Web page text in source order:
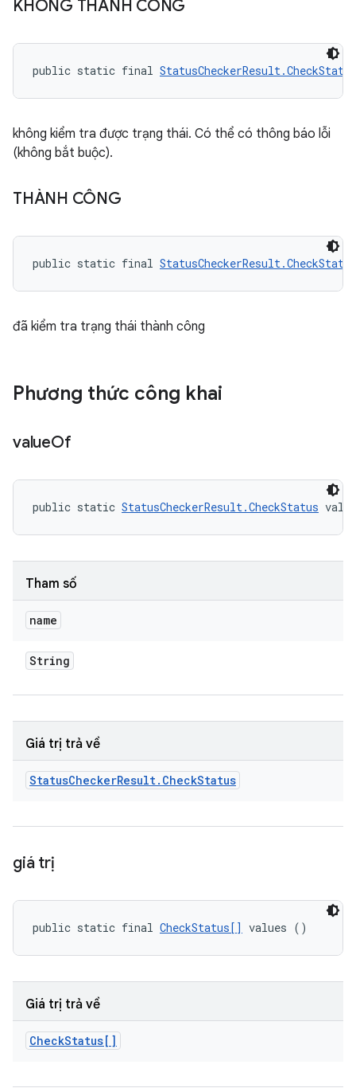
KHÔNG THÀNH CÔNG
public static final StatusCheckerResult.CheckStatus
không kiểm tra được trạng thái. Có thể có thông báo lỗi
(không bắt buộc).
THÀNH CÔNG
public static final StatusCheckerResult.CheckStatus
đã kiểm tra trạng thái thành công
Phương thức công khai
valueOf
public static StatusCheckerResult.CheckStatus
Tham số
name
String
Giá trị trả về
StatusCheckerResult. CheckStatus
giá trị
public static final CheckStatus[] values ()
Giá trị trả về
CheckStatus[]